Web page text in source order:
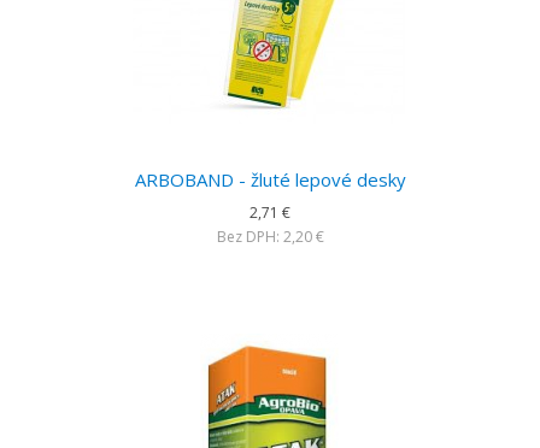
ARBOBAND - žluté lepové desky
2,71 €
Bez DPH: 2,20 €